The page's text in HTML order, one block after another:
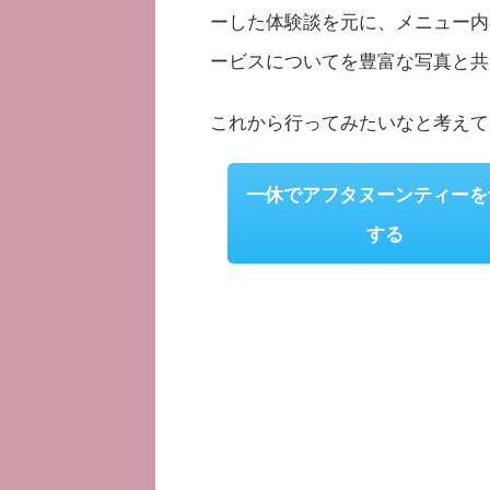
ーした体験談を元に、メニュー
ービスについてを豊富な写真と
これから行ってみたいなと考え
一休でアフタヌーンティー
する